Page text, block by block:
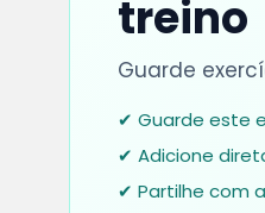
treino
Guarde
✔ Guarde este
✔ Adicione
✔ Partilhe com